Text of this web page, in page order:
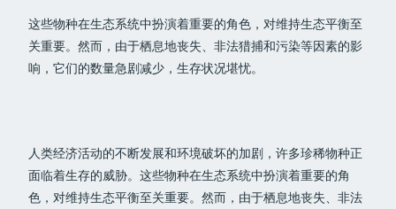
这些物种在生态系统中扮演着重要的角色，对维持生态平衡至
关重要。然而，由于栖息地丧失、非法猎捕和污染等因素的影
响，它们的数量急剧减少，生存状况堪忧。
人类经济活动的不断发展和环境破坏的加剧，许多珍稀物种正
面临着生存的威胁。这些物种在生态系统中扮演着重要的角
色，对维持生态平衡至关重要。然而，由于栖息地丧失、非法